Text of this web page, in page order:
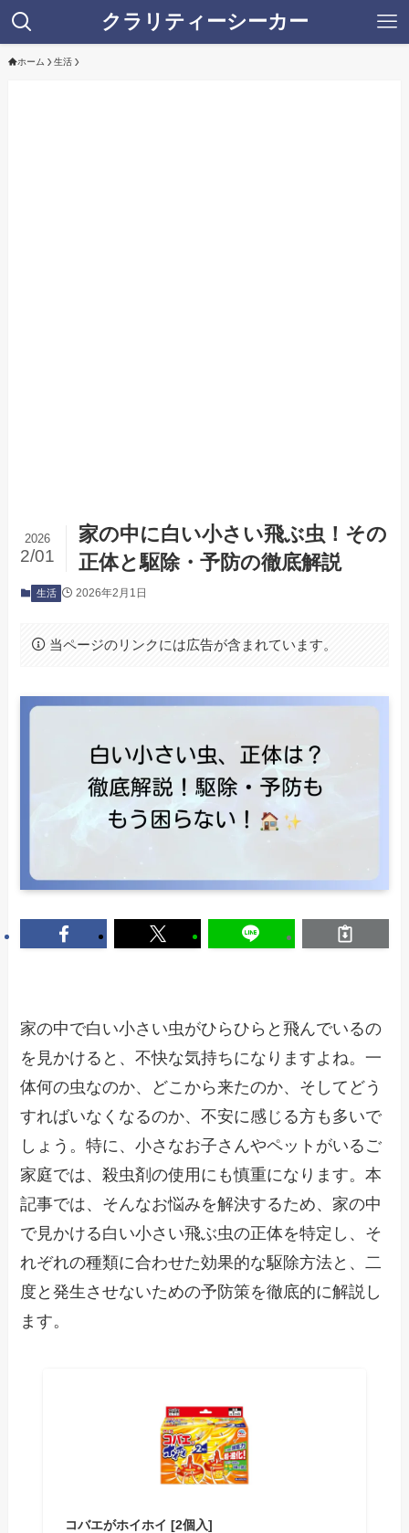
クラリティーシーカー
ホーム 生活
家の中に白い小さい飛ぶ虫！その
正体と駆除・予防の徹底解説
2026
2/01
生活 2026年2月1日
当ページのリンクには広告が含まれています。
家の中で白い小さい虫がひらひらと飛んでいるの
を見かけると、不快な気持ちになりますよね。一
体何の虫なのか、どこから来たのか、そしてどう
すればいなくなるのか、不安に感じる方も多いで
しょう。特に、小さなお子さんやペットがいるご
家庭では、殺虫剤の使用にも慎重になります。本
記事では、そんなお悩みを解決するため、家の中
で見かける白い小さい飛ぶ虫の正体を特定し、そ
れぞれの種類に合わせた効果的な駆除方法と、二
度と発生させないための予防策を徹底的に解説し
ます。
コバエがホイホイ [2個入]